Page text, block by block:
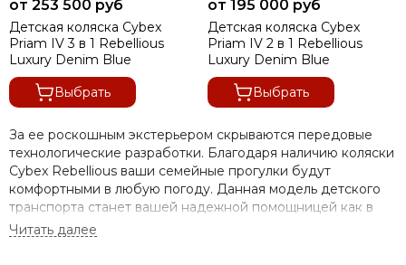
от 253 500 руб
Детская коляска Cybex
Priam IV 3 в 1 Rebellious
Luxury Denim Blue
Выбрать
от 195 000 руб
Детская коляска Cybex
Priam IV 2 в 1 Rebellious
Luxury Denim Blue
Выбрать
За ее роскошным экстерьером скрываются передовые
технологические разработки. Благодаря наличию коляски
Cybex Rebellious ваши семейные прогулки будут
комфортными в любую погоду. Данная модель детского
транспорта станет вашей надежной помощницей как в
ежедневных променадах у дома, так и в поездках на